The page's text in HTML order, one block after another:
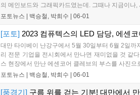
의 메인보드와 그래픽카드였는데. 그때나 지금이
사진으로 담아보았다....
포토뉴스 | 백승철, 박희수 06-01
[포토] 2023 컴퓨텍스의 LED 담당, 에센
대만 타이베이 난강구에서 5월 30일부터 6월 2일
리 전문 기업을 전시회에서 만나면 재미없을 것 같
스 현장에서 만난 에센코어 클레브의 부스를 사진으
포토뉴스 | 백승철, 박희수 06-01
[풍경기] 구름 위를 걷는 기분! 대만에서